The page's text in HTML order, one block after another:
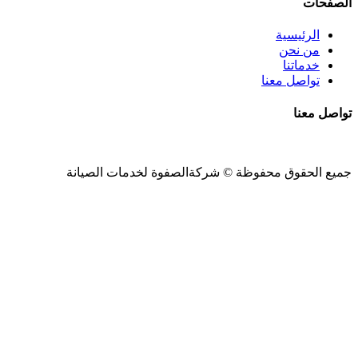
الصفحات
الرئيسية
من نحن
خدماتنا
تواصل معنا
تواصل معنا
جميع الحقوق محفوظة © شركةالصفوة لخدمات الصيانة